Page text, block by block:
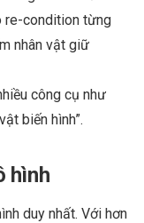
re-condition từng
nhân vật giữ
công cụ như
biến hình”.
hình
duy nhất. Với hơn